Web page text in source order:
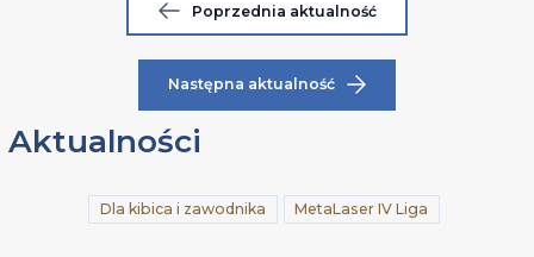
Poprzednia aktualność
Następna aktualność
Aktualności
Dla kibica i zawodnika MetaLaser IV Liga